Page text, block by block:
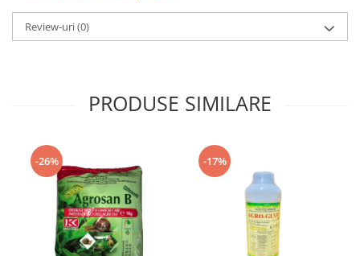
Review-uri(0)
PRODUSE SIMILARE
-26% -17%